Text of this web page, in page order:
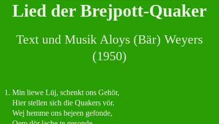
Lied der Brejpott-Quaker
Text und Musik Aloys (Bär) Weyers
(1950)
1. Min liewe Lüj, schenkt ons Gehör,
Hier stellen sich die Quakers vör.
Wej hemme ons bejeen gefonde,